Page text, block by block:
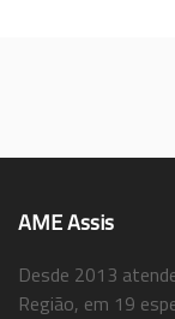
AME Assis
Desde 2013
Região, em 19